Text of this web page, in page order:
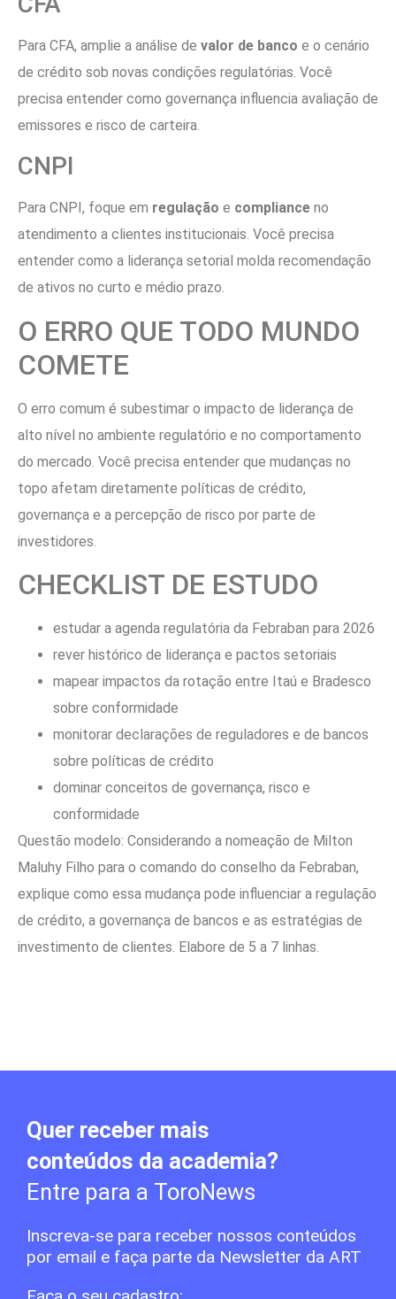
Para CFA, amplie a análise de valor de banco e o cenário
de crédito sob novas condições regulatórias. Você
precisa entender como governança influencia avaliação de
emissores e risco de carteira.
CNPI
Para CNPI, foque em regulação e compliance no
atendimento a clientes institucionais. Você precisa
entender como a liderança setorial molda recomendação
de ativos no curto e médio prazo.
O ERRO QUE TODO MUNDO
COMETE
O erro comum é subestimar o impacto de liderança de
alto nível no ambiente regulatório e no comportamento
do mercado. Você precisa entender que mudanças no
topo afetam diretamente políticas de crédito,
governança e a percepção de risco por parte de
investidores.
CHECKLIST DE ESTUDO
estudar a agenda regulatória da Febraban para 2026
rever histórico de liderança e pactos setoriais
mapear impactos da rotação entre Itaú e Bradesco
sobre conformidade
monitorar declarações de reguladores e de bancos
sobre políticas de crédito
dominar conceitos de governança, risco e
conformidade
Questão modelo: Considerando a nomeação de Milton
Maluhy Filho para o comando do conselho da Febraban,
explique como essa mudança pode influenciar a regulação
de crédito, a governança de bancos e as estratégias de
investimento de clientes. Elabore de 5 a 7 linhas.
Quer receber mais
conteúdos da academia?
Entre para a ToroNews
Inscreva-se para receber nossos conteúdos
por email e faça parte da Newsletter da ART